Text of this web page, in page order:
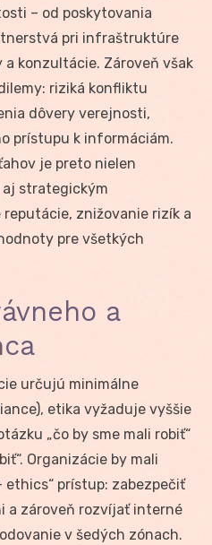
– od poskytovania
pri infraštruktúre
konzultácie. Zároveň však
riziká konfliktu
dôvery verejnosti,
prístupu k informáciám.
je preto nielen
aj strategickým
znižovanie rizík a
pre všetkých
a
určujú minimálne
etika vyžaduje vyššie
„čo by sme mali robiť“
Organizácie by mali
prístup: zabezpečiť
a zároveň rozvíjať interné
v šedých zónach.